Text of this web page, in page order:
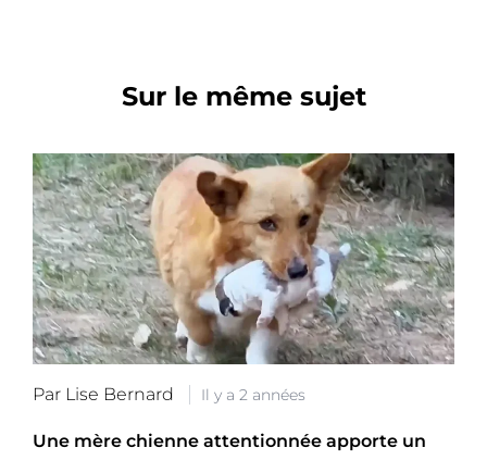
Sur le même sujet
Par Lise Bernard Il y a 2 années
Une mère chienne attentionnée apporte un